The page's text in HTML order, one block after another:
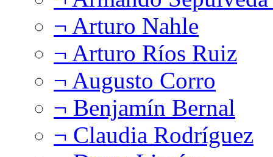
¬ Arturo Nahle
¬ Arturo Ríos Ruiz
¬ Augusto Corro
¬ Benjamín Bernal
¬ Claudia Rodríguez